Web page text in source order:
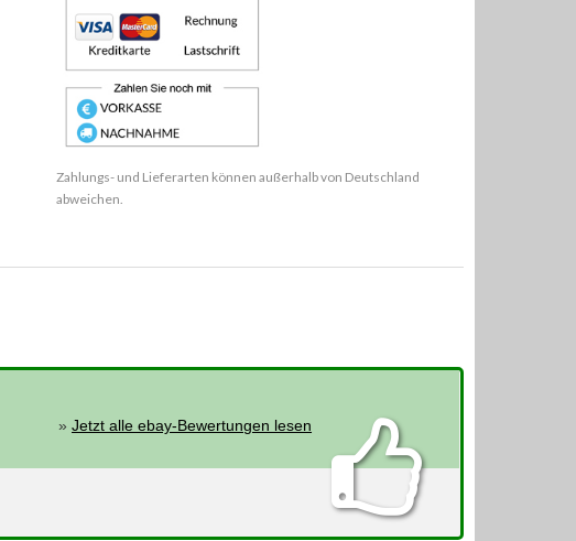
Zahlungs- und Lieferarten können außerhalb von Deutschland
abweichen.
»Jetzt alle ebay-Bewertungen lesen